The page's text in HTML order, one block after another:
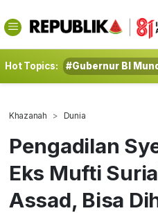
Hot Topics: #Gubernur BI
Khazanah Dunia
Pengadilan
Eks Mufti
Assad, Bisa